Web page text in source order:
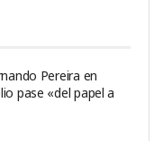
Pereira en
pase «del papel a